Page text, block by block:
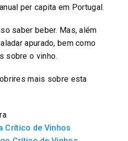
per capita em Portugal.
saber beber. Mas, além
apurado, bem como
sobre o vinho.
mais sobre esta
Crítico de Vinhos